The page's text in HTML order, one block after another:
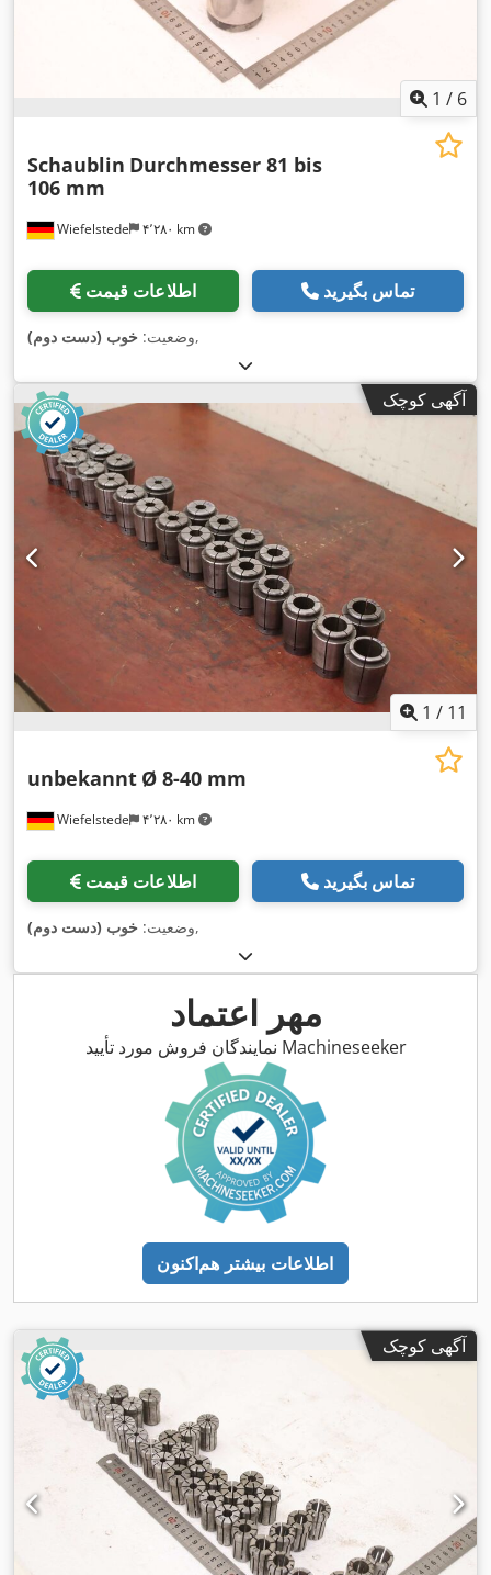
1 / 6
Wiefelstede ۴٬۲۸۰ km
Schaublin Durchmesser 81 bis
106 mm
اطلاعات قیمت تماس بگیرید
وضعیت: خوب (دست دوم) ,
آگهی کوچک
1 / 11
Wiefelstede ۴٬۲۸۰ km
unbekannt Ø 8-40 mm
اطلاعات قیمت تماس بگیرید
وضعیت: خوب (دست دوم) ,
مهر اعتماد
نمایندگان فروش مورد تأیید Machineseeker
اطلاعات بیشتر هم‌اکنون
آگهی کوچک